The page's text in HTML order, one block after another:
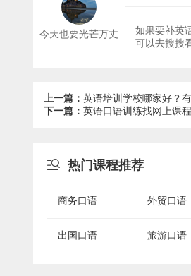
今天也要光芒万丈
如果要补英
可以去搜搜
上一篇： 英语培训学校哪家好？
下一篇： 英语口语训练找网上课
 热门课程推荐
商务口语 外贸口语
出国口语 旅游口语